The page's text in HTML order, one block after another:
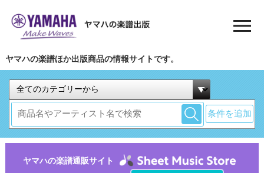
ヤマハの楽譜ほか出版商品の情報サイトです。
条件を追加
ヤマハの楽譜通販サイト